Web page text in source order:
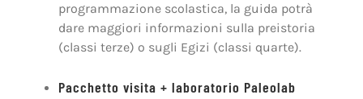
programmazione scolastica, la guida potrà
dare maggiori informazioni sulla preistoria
(classi terze) o sugli Egizi (classi quarte).
Pacchetto visita + laboratorio Paleolab